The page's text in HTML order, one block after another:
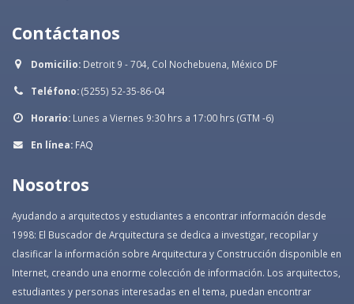
Contáctanos
Domicilio: Detroit 9 - 704, Col Nochebuena, México DF
Teléfono:(5255) 52-35-86-04
Horario: Lunes a Viernes 9:30 hrs a 17:00 hrs (GTM -6)
En línea: FAQ
Nosotros
Ayudando a arquitectos y estudiantes a encontrar información desde
1998: El Buscador de Arquitectura se dedica a investigar, recopilar y
clasificar la información sobre Arquitectura y Construcción disponible en
Internet, creando una enorme colección de información. Los arquitectos,
estudiantes y personas interesadas en el tema, puedan encontrar